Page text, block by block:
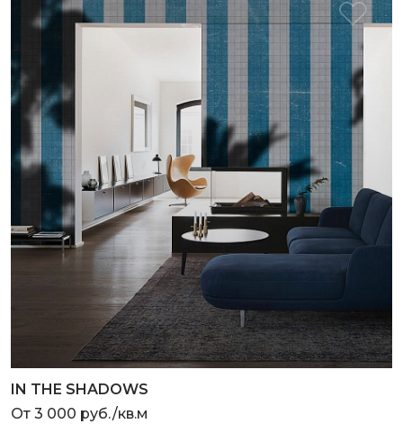
IN THE SHADOWS
От 3 000 руб./кв.м